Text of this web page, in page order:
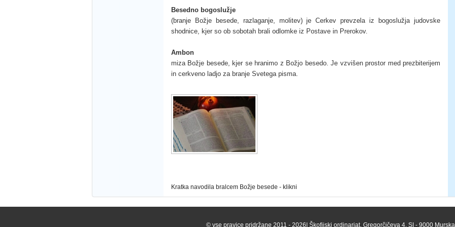
Besedno bogoslužje
(branje Božje besede, razlaganje, molitev) je Cerkev prevzela iz bogoslužja judovske
shodnice, kjer so ob sobotah brali odlomke iz Postave in Prerokov.
Ambon
miza Božje besede, kjer se hranimo z Božjo besedo. Je vzvišen prostor med prezbiterijem
in cerkveno ladjo za branje Svetega pisma.
Kratka navodila bralcem Božje besede - klikni
© vse pravice pridržane 2011 - 2026| Škofijski ordinariat, Gregorčičeva 4, SI - 9000